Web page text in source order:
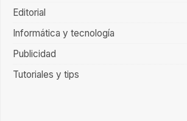
Editorial
Informática y tecnología
Publicidad
Tutoriales y tips